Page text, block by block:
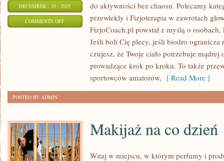
DECEMBER - 30 - 2025
COMMENTS OFFON
STRETCHING
MOBILNOŚĆ
do aktywności bez chaosu. Polecamy
przewlekły i Fizjoterapia w zawrotach
FizjoCoach.pl powstał z myślą o
Jeśli boli Cię plecy, jeśli biodro ogranicza
czujesz, że Twoje ciało potrzebuje
prowadzące krok po kroku. To także
sportowców amatorów, [ Read More ]
POSTED BY ADMIN
Makijaż na co dzień
Witaj w miejscu, w którym perfumy i